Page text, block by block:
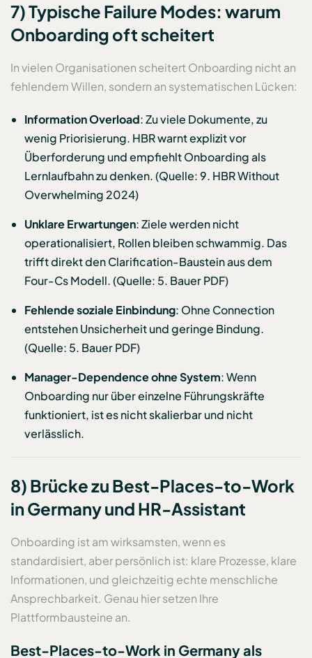
7) Typische Failure Modes: warum
Onboarding oft scheitert
In vielen Organisationen scheitert Onboarding nicht an
fehlendem Willen, sondern an systematischen Lücken:
Information Overload: Zu viele Dokumente, zu
wenig Priorisierung. HBR warnt explizit vor
Überforderung und empfiehlt Onboarding als
Lernlaufbahn zu denken. (Quelle: 9. HBR Without
Overwhelming 2024)
Unklare Erwartungen: Ziele werden nicht
operationalisiert, Rollen bleiben schwammig. Das
trifft direkt den Clarification-Baustein aus dem
Four-Cs Modell. (Quelle: 5. Bauer PDF)
Fehlende soziale Einbindung: Ohne Connection
entstehen Unsicherheit und geringe Bindung.
(Quelle: 5. Bauer PDF)
Manager-Dependence ohne System: Wenn
Onboarding nur über einzelne Führungskräfte
funktioniert, ist es nicht skalierbar und nicht
verlässlich.
8) Brücke zu Best-Places-to-Work
in Germany und HR-Assistant
Onboarding ist am wirksamsten, wenn es
standardisiert, aber persönlich ist: klare Prozesse, klare
Informationen, und gleichzeitig echte menschliche
Ansprechbarkeit. Genau hier setzen Ihre
Plattformbausteine an.
Best-Places-to-Work in Germany als